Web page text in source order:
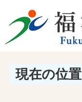
現在の位置